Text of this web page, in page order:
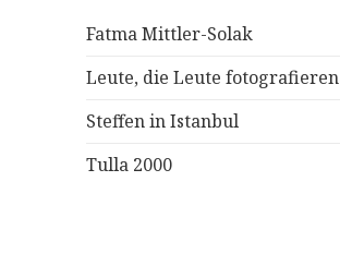
Fatma Mittler-Solak
Leute, die Leute fotografieren
Steffen in Istanbul
Tulla 2000